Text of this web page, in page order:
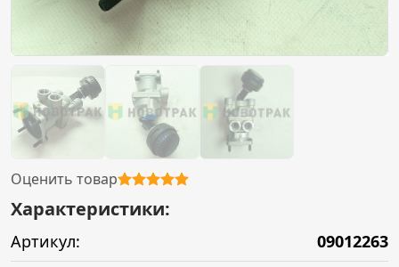
Оценить товар
Характеристики:
Артикул:
09012263